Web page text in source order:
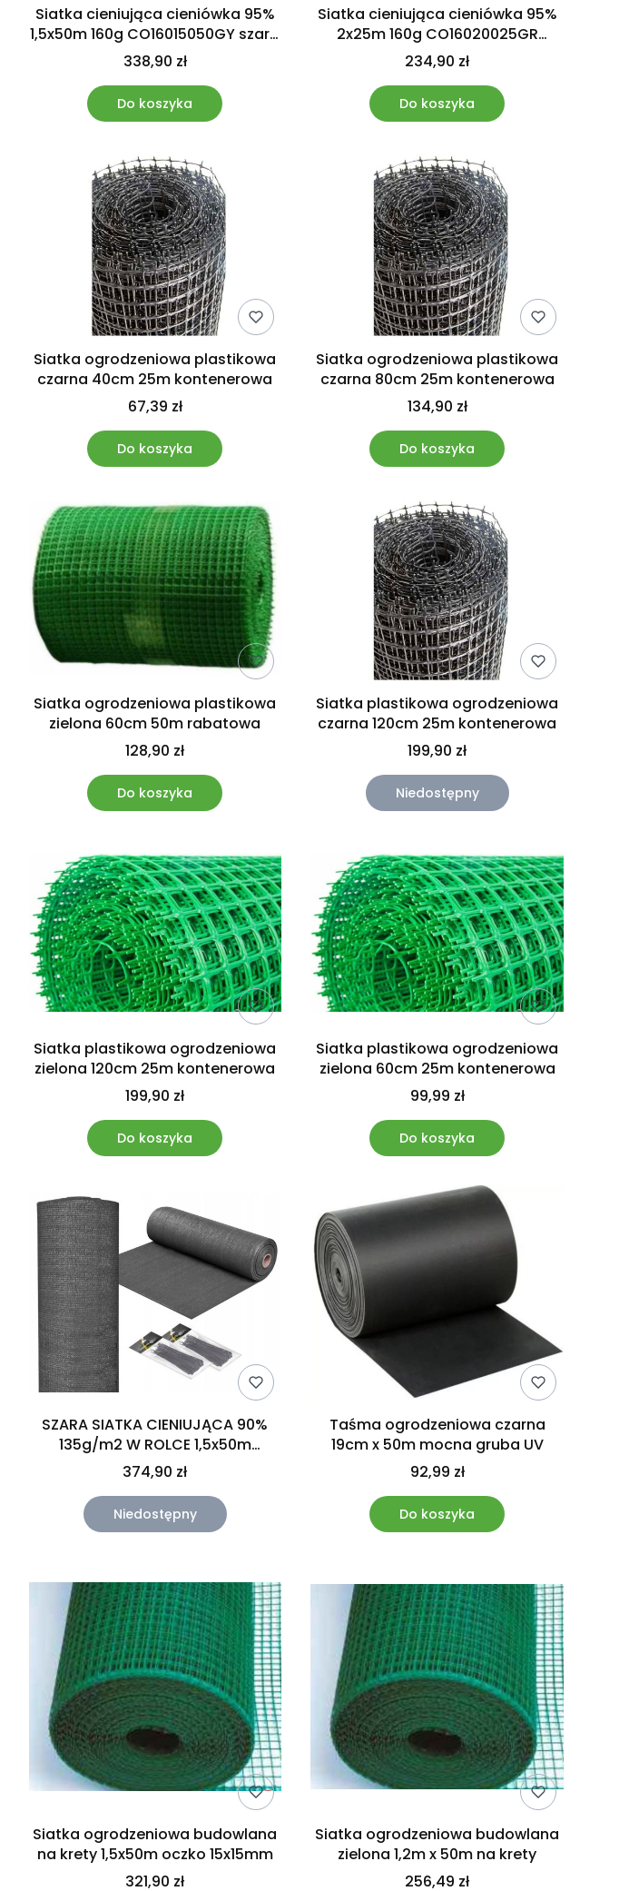
Siatka cieniująca cieniówka 95%
1,5x50m 160g CO16015050GY szara
Bradas
338,90 zł
Do koszyka
Siatka cieniująca cieniówka 95%
2x25m 160g CO16020025GR
Bradas
234,90 zł
Do koszyka
Siatka ogrodzeniowa plastikowa
czarna 40cm 25m kontenerowa
67,39 zł
Do koszyka
Siatka ogrodzeniowa plastikowa
czarna 80cm 25m kontenerowa
134,90 zł
Do koszyka
Siatka ogrodzeniowa plastikowa
zielona 60cm 50m rabatowa
128,90 zł
Do koszyka
Siatka plastikowa ogrodzeniowa
czarna 120cm 25m kontenerowa
199,90 zł
Niedostępny
Siatka plastikowa ogrodzeniowa
zielona 120cm 25m kontenerowa
199,90 zł
Do koszyka
Siatka plastikowa ogrodzeniowa
zielona 60cm 25m kontenerowa
99,99 zł
Do koszyka
SZARA SIATKA CIENIUJĄCA 90%
135g/m2 W ROLCE 1,5x50m
CO13515050GY
374,90 zł
Niedostępny
Taśma ogrodzeniowa czarna
19cm x 50m mocna gruba UV
92,99 zł
Do koszyka
Siatka ogrodzeniowa budowlana
na krety 1,5x50m oczko 15x15mm
321,90 zł
Siatka ogrodzeniowa budowlana
zielona 1,2m x 50m na krety
256,49 zł